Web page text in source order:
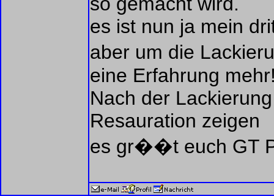
es ist nun ja mein
aber um die
eine Erfahrung
Nach der
Resauration zeigen
es gr��t euch GT